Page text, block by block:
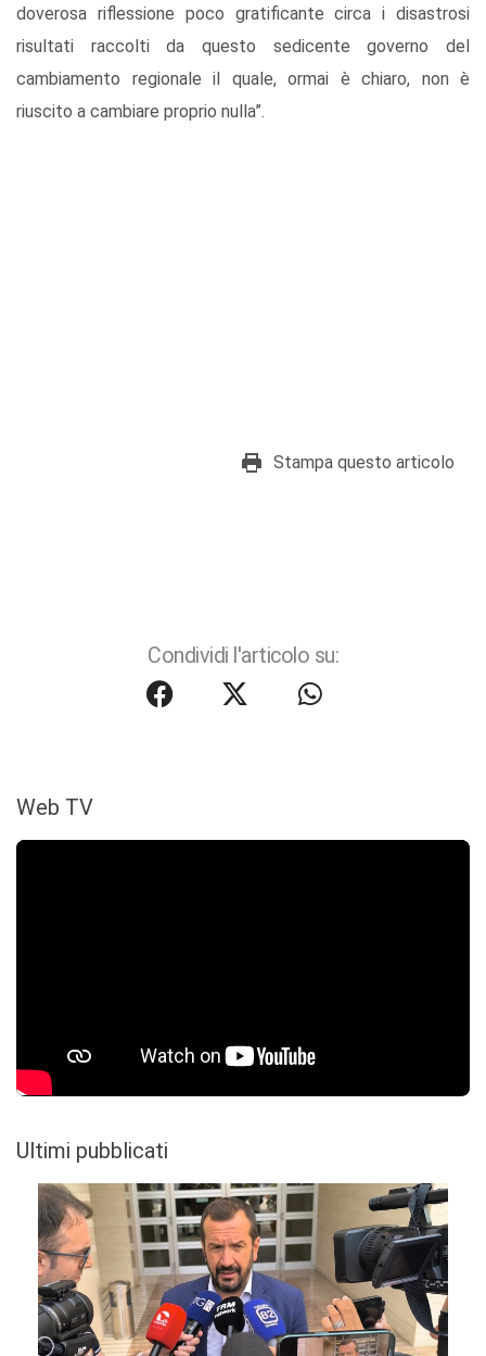
doverosa riflessione poco gratificante circa i disastrosi
risultati raccolti da questo sedicente governo del
cambiamento regionale il quale, ormai è chiaro, non è
riuscito a cambiare proprio nulla”.
Stampa questo articolo
Condividi l'articolo su:
Web TV
Ultimi pubblicati